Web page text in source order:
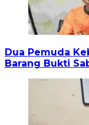
Dua Pemuda
Barang Bukti